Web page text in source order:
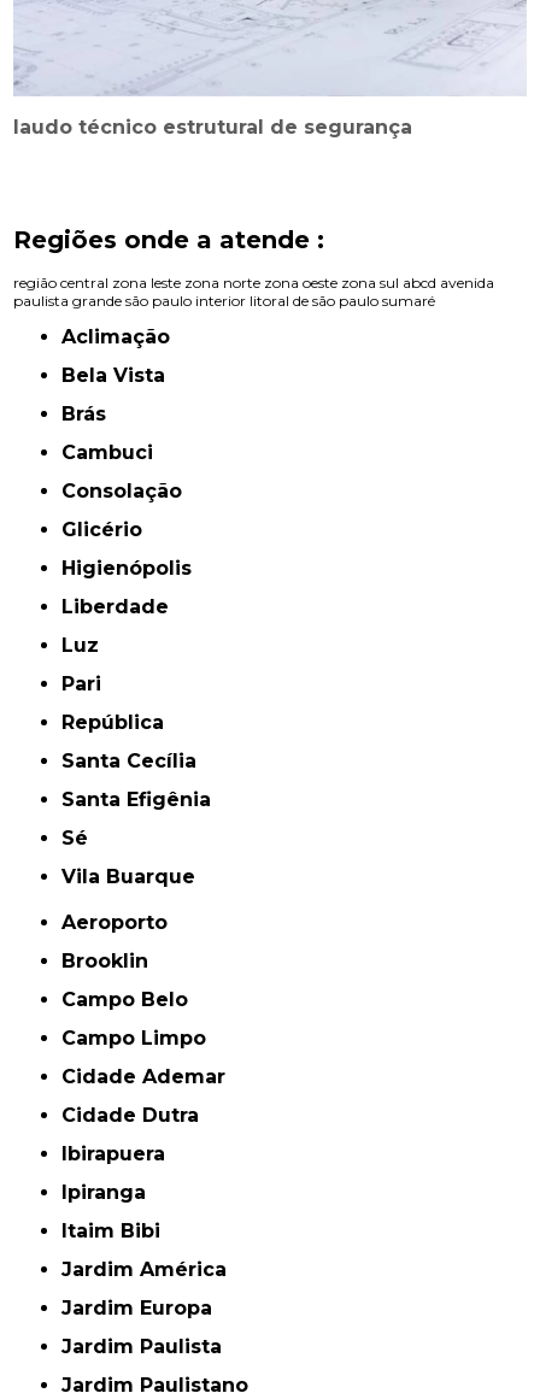
laudo técnico estrutural de segurança
Regiões onde a atende :
região central zona leste zona norte zona oeste zona sul abcd avenida
paulista grande são paulo interior litoral de são paulo sumaré
Aclimação
Bela Vista
Brás
Cambuci
Consolação
Glicério
Higienópolis
Liberdade
Luz
Pari
República
Santa Cecília
Santa Efigênia
Sé
Vila Buarque
Aeroporto
Brooklin
Campo Belo
Campo Limpo
Cidade Ademar
Cidade Dutra
Ibirapuera
Ipiranga
Itaim Bibi
Jardim América
Jardim Europa
Jardim Paulista
Jardim Paulistano